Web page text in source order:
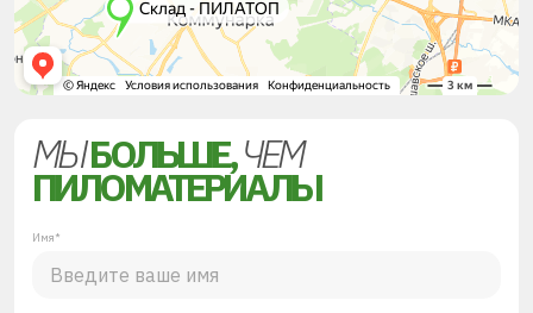
МЫБОЛЬШЕ,ЧЕМ
ПИЛОМАТЕРИАЛЫ
Имя*